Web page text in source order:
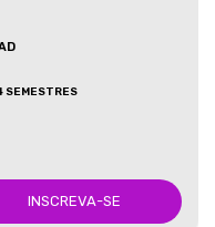
SEMESTRES
INSCREVA-SE